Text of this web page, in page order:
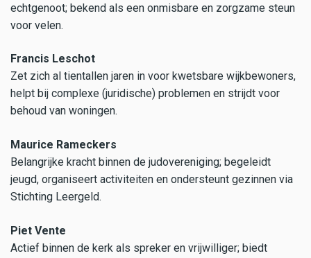
echtgenoot; bekend als een onmisbare en zorgzame steun
voor velen.
Francis Leschot
Zet zich al tientallen jaren in voor kwetsbare wijkbewoners,
helpt bij complexe (juridische) problemen en strijdt voor
behoud van woningen.
Maurice Rameckers
Belangrijke kracht binnen de judovereniging; begeleidt
jeugd, organiseert activiteiten en ondersteunt gezinnen via
Stichting Leergeld.
Piet Vente
Actief binnen de kerk als spreker en vrijwilliger; biedt